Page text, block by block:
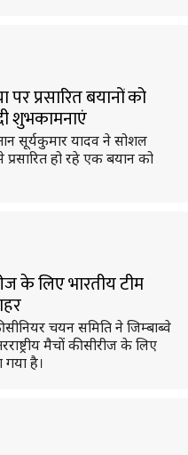
प्रसारित बयानों को
शुभकामनाएं
सूर्यकुमार यादव ने सोशल
हो रहे एक बयान को
के लिए भारतीय टीम
सीनियर चयन समिति ने जिम्बाब्वे
मैचों की सीरीज के लिए
गया है।